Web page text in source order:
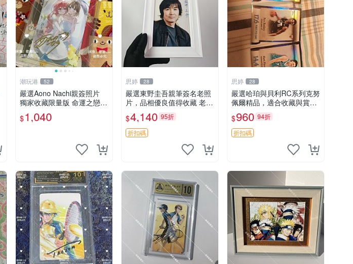
潮玩港 52
嚴選Aono Nachi親簽照片
獨家收藏限量版 命運之戀真
跡簽名 命運之戀 親簽照 愛
的告白
$1,040
思婷 28
嚴選東野圭吾親筆簽名老照
片，品相優良值得收藏 老照
片 署名 字畫 限量版
$4,140 95折
折扣碼
思婷 28
嚴選哈珀與貝利RC系列克努
佩爾精品，適合收藏與賞玩
RC 玩具 陶瓷
$960 94折
折扣碼